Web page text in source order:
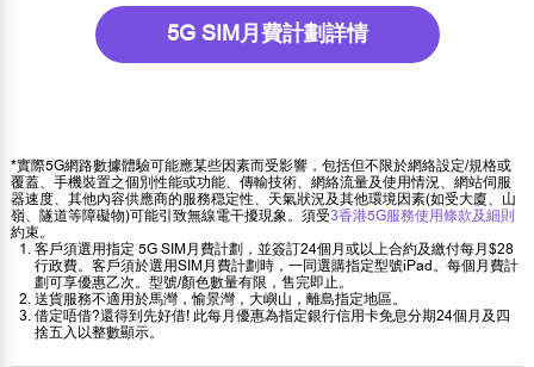
5G SIM月費計劃詳情
*實際5G網路數據體驗可能應某些因素而受影響，包括但不限於網絡設定/規格或
覆蓋、手機裝置之個別性能或功能、傳輸技術、網絡流量及使用情況、網站伺服
器速度、其他內容供應商的服務穏定性、天氣狀況及其他環境因素(如受大廈、山
嶺、隧道等障礙物)可能引致無線電干擾現象。須受3香港5G服務使用條款及細則
約束。
客戶須選用指定 5G SIM月費計劃，並簽訂24個月或以上合約及繳付每月$28
行政費。客戶須於選用SIM月費計劃時，一同選購指定型號iPad。每個月費計
劃可享優惠乙次。型號/顏色數量有限，售完即止。
送貨服務不適用於馬灣，愉景灣，大嶼山，離島指定地區。
借定唔借?還得到先好借! 此每月優惠為指定銀行信用卡免息分期24個月及四
捨五入以整數顯示。